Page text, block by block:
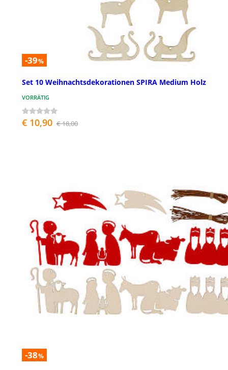
-39%
Set 10 Weihnachtsdekorationen SPIRA Medium Holz
VORRÄTIG
€ 10,90 € 18,00
-38%